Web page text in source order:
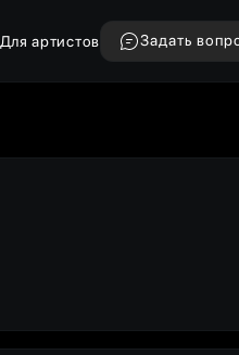
Для артистов Задать